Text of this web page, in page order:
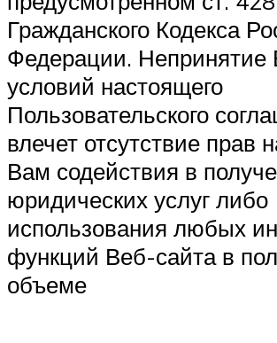
Гражданского Кодекса
Федерации. Непринятие
условий настоящего
Пользовательского
влечет отсутствие прав
Вам содействия в
юридических услуг либо
использования любых
функций Веб-сайта в
объеме